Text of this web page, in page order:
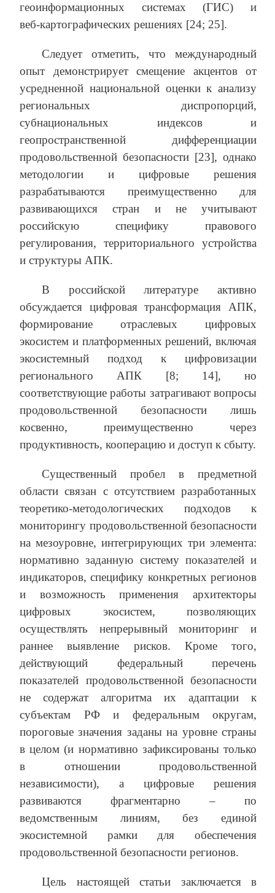
геоинформационных системах (ГИС) и
веб‑картографических решениях [24; 25].
Следует отметить, что международный
опыт демонстрирует смещение акцентов от
усредненной национальной оценки к анализу
региональных диспропорций,
субнациональных индексов и
геопространственной дифференциации
продовольственной безопасности [23], однако
методологии и цифровые решения
разрабатываются преимущественно для
развивающихся стран и не учитывают
российскую специфику правового
регулирования, территориального устройства
и структуры АПК.
В российской литературе активно
обсуждается цифровая трансформация АПК,
формирование отраслевых цифровых
экосистем и платформенных решений, включая
экосистемный подход к цифровизации
регионального АПК [8; 14], но
соответствующие работы затрагивают вопросы
продовольственной безопасности лишь
косвенно, преимущественно через
продуктивность, кооперацию и доступ к сбыту.
Существенный пробел в предметной
области связан с отсутствием разработанных
теоретико‑методологических подходов к
мониторингу продовольственной безопасности
на мезоуровне, интегрирующих три элемента:
нормативно заданную систему показателей и
индикаторов, специфику конкретных регионов
и возможность применения архитекторы
цифровых экосистем, позволяющих
осуществлять непрерывный мониторинг и
раннее выявление рисков. Кроме того,
действующий федеральный перечень
показателей продовольственной безопасности
не содержат алгоритма их адаптации к
субъектам РФ и федеральным округам,
пороговые значения заданы на уровне страны
в целом (и нормативно зафиксированы только
в отношении продовольственной
независимости), а цифровые решения
развиваются фрагментарно – по
ведомственным линиям, без единой
экосистемной рамки для обеспечения
продовольственной безопасности регионов.
Цель настоящей статьи заключается в